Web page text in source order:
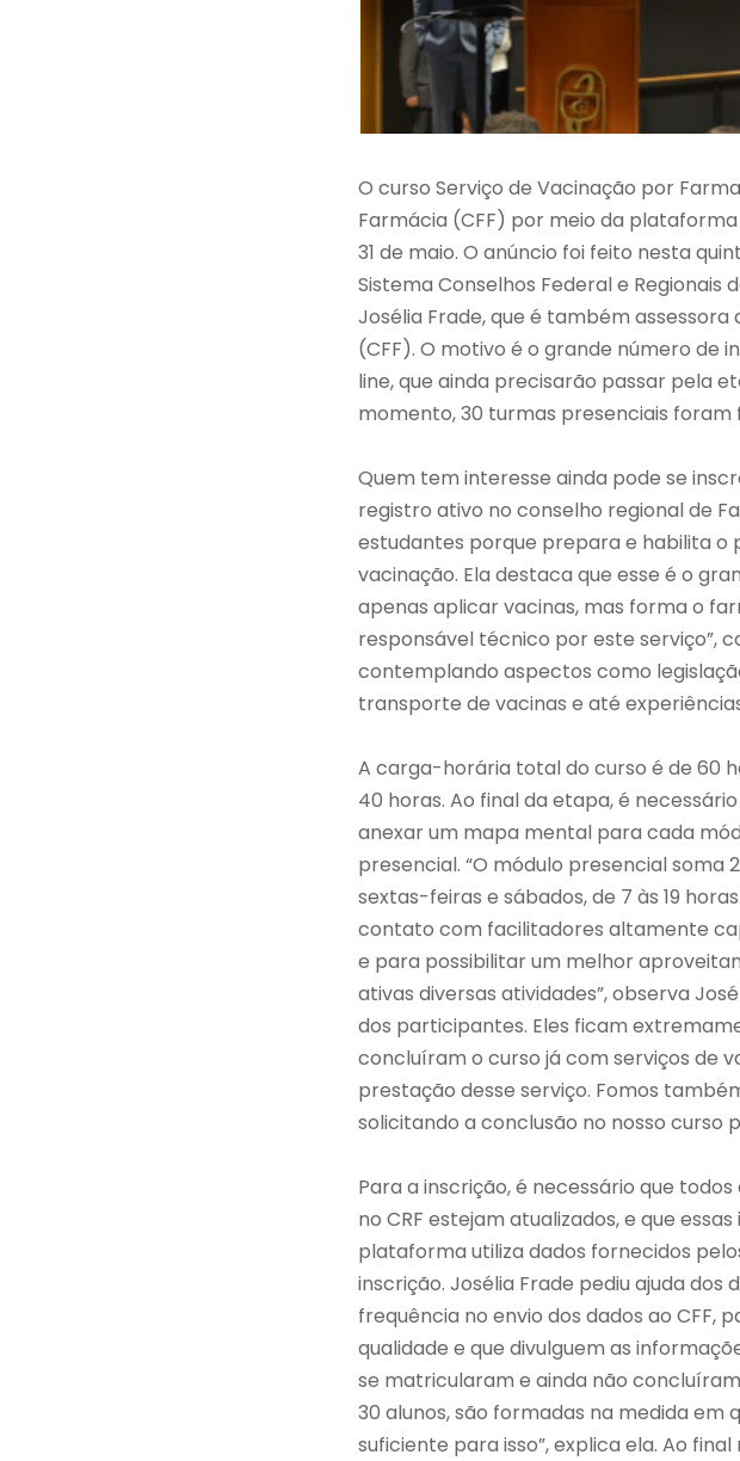
O curso Serviço de Vacinação por
Farmácia (CFF) por meio da
31 de maio. O anúncio foi feito nesta
Sistema Conselhos Federal e
Josélia Frade, que é também
(CFF). O motivo é o grande número de
line, que ainda precisarão passar pela
momento, 30 turmas presenciais foram
Quem tem interesse ainda pode se
registro ativo no conselho regional de
estudantes porque prepara e habilita o
vacinação. Ela destaca que esse é o
apenas aplicar vacinas, mas forma o
responsável técnico por este serviço”,
contemplando aspectos como
transporte de vacinas e até
A carga-horária total do curso é de 60
40 horas. Ao final da etapa, é
anexar um mapa mental para cada
presencial. “O módulo presencial soma
sextas-feiras e sábados, de 7 às 19
contato com facilitadores altamente
e para possibilitar um melhor
ativas diversas atividades”, observa
dos participantes. Eles ficam
concluíram o curso já com serviços de
prestação desse serviço. Fomos
solicitando a conclusão no nosso curso
Para a inscrição, é necessário que
no CRF estejam atualizados, e que
plataforma utiliza dados fornecidos
inscrição. Josélia Frade pediu ajuda
frequência no envio dos dados ao
qualidade e que divulguem as
se matricularam e ainda não
30 alunos, são formadas na medida
suficiente para isso”, explica ela. Ao